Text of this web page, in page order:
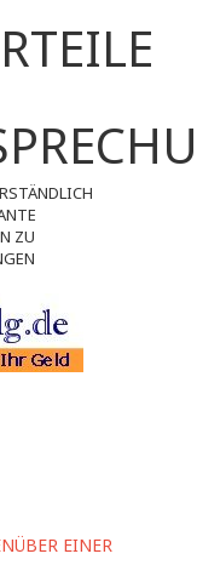
ZU
EINER